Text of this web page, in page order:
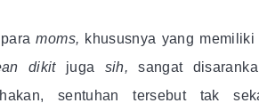
paramoms, khususnya yang memiliki
dikit juga sih, sangat
sentuhan tersebut tak